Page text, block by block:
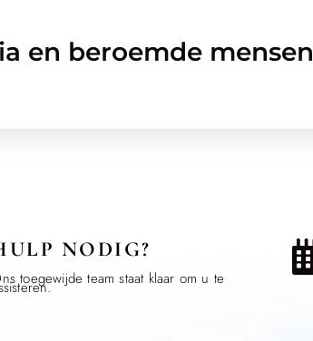
en beroemde mensen
NODIG?
toegewijde team staat klaar om u te